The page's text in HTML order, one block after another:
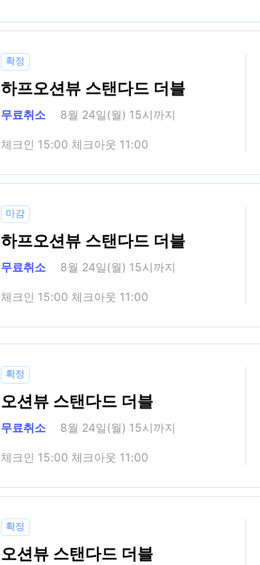
확정
하프오션뷰 스탠다드 더블
무료취소 8월 24일(월) 15시까지
체크인 15:00 체크아웃 11:00
마감
하프오션뷰 스탠다드 더블
무료취소 8월 24일(월) 15시까지
체크인 15:00 체크아웃 11:00
확정
오션뷰 스탠다드 더블
무료취소 8월 24일(월) 15시까지
체크인 15:00 체크아웃 11:00
확정
오션뷰 스탠다드 더블